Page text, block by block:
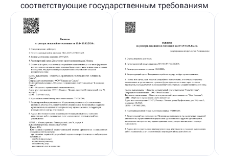
соответствующие государственным требованиям